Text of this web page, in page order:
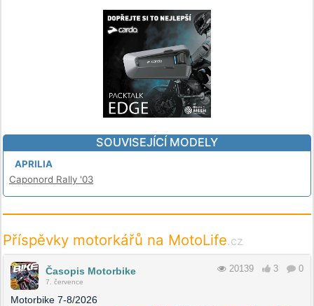
SOUVISEJÍCÍ MODELY
APRILIA
Caponord Rally '03
Příspěvky motorkářů na MotoLife.cz
Časopis Motorbike
7. července
20139 3 0
Motorbike 7-8/2026